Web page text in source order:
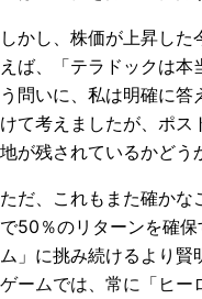
しかし、株価が上昇した
えば、「テラドックは
う問いに、私は明確に
けて考えましたが、ポス
地が残されているかどう
ただ、これもまた確か
で50％のリターンを確
ム」に挑み続けるより
ゲームでは、常に「ヒー